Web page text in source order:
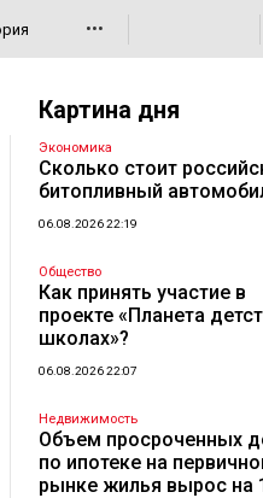
•••
Картина дня
Экономика
Сколько стоит
битопливный
06.08.2026 22:19
Общество
Как принять участие в
проекте «Планета
школах»?
06.08.2026 22:07
Недвижимость
Объем просроченных
по ипотеке на
рынке жилья вырос на